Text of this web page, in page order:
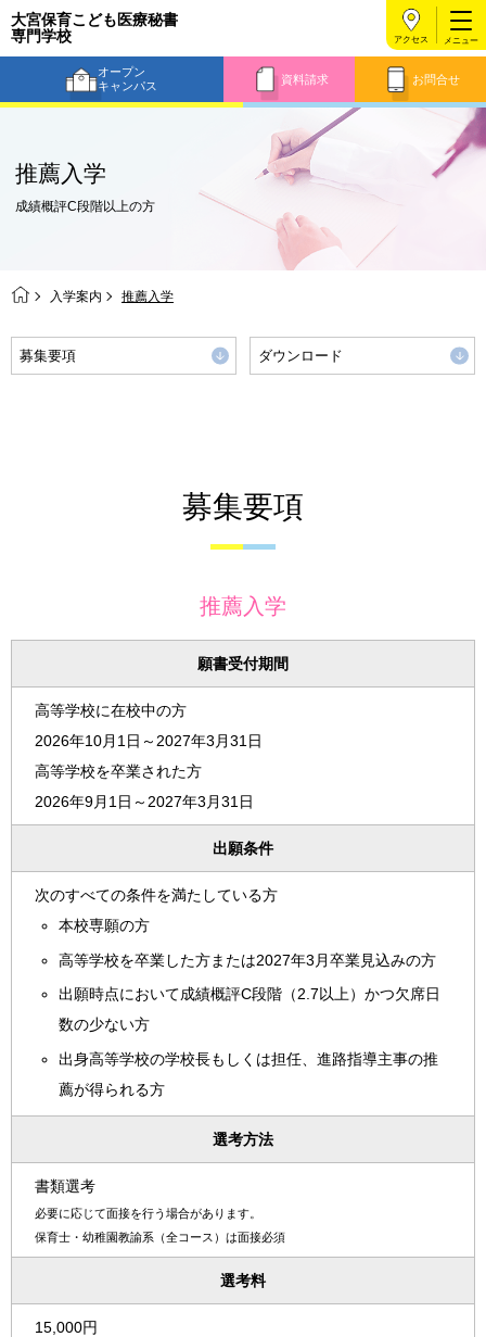
大宮保育こども医療秘書
専門学校
オープン
キャンパス
資料請求 お問合せ
アクセス
推薦入学
成績概評C段階以上の方
入学案内 推薦入学
募集要項 ダウンロード
募集要項
推薦入学
願書受付期間
高等学校に在校中の方
2026年10月1日～2027年3月31日
高等学校を卒業された方
2026年9月1日～2027年3月31日
出願条件
次のすべての条件を満たしている方
本校専願の方
高等学校を卒業した方または2027年3月卒業見込みの方
出願時点において成績概評C段階（2.7以上）かつ欠席日
数の少ない方
出身高等学校の学校長もしくは担任、進路指導主事の推
薦が得られる方
選考方法
書類選考
必要に応じて面接を行う場合があります。
保育士・幼稚園教諭系（全コース）は面接必須
選考料
15,000円